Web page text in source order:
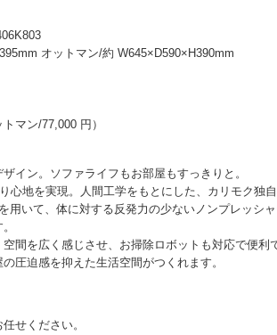
オットマン/約 W645×D590×H390mm
マン/77,000 円）
イン。ソファライフもお部屋もすっきりと。
心地を実現。人間工学をもとにした、カリモク独
用いて、体に対する反発力の少ないノンプレッシ
間を広く感じさせ、お掃除ロボットも対応で便利
圧迫感を抑えた生活空間がつくれます。
せください。